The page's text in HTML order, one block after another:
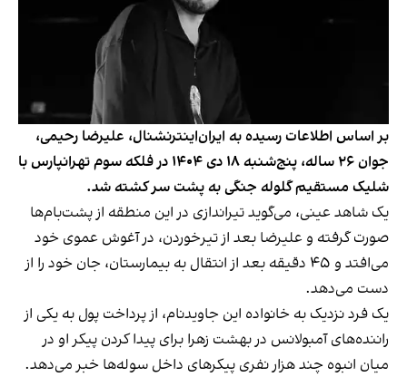
بر اساس اطلاعات رسیده به ایران‌اینترنشنال، علیرضا رحیمی،
جوان ۲۶ ساله، پنج‌شنبه ۱۸ دی ۱۴۰۴ در فلکه سوم تهرانپارس با
شلیک مستقیم گلوله جنگی به پشت سر کشته شد.
یک شاهد عینی، می‌گوید تیراندازی در این منطقه از پشت‌بام‌ها
صورت گرفته و علیرضا بعد از تیرخوردن، در آغوش عموی خود
می‌افتد و ۴۵ دقیقه بعد از انتقال به بیمارستان، جان خود را از
دست می‌دهد.
یک فرد نزدیک به خانواده این جاویدنام، از پرداخت پول به یکی از
راننده‌های آمبولانس در بهشت زهرا برای پیدا کردن پیکر او در
میان انبوه چند هزار نفری پیکرهای داخل سوله‌ها خبر می‌دهد.